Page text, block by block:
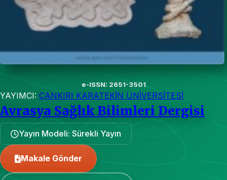
e-ISSN: 2651-3501
YAYIMCI: ÇANKIRI KARATEKİN ÜNİVERSİTESİ
Avrasya Sağlık Bilimleri Dergisi
Yayın Modeli: Sürekli Yayın
Makale Gönder